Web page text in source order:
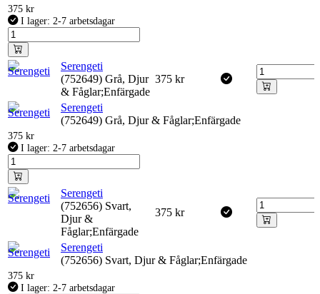
375 kr
I lager: 2-7 arbetsdagar
Serengeti
(752649) Grå, Djur
& Fåglar;Enfärgade
375 kr
Serengeti
(752649) Grå, Djur & Fåglar;Enfärgade
375 kr
I lager: 2-7 arbetsdagar
Serengeti
(752656) Svart,
Djur &
Fåglar;Enfärgade
375 kr
Serengeti
(752656) Svart, Djur & Fåglar;Enfärgade
375 kr
I lager: 2-7 arbetsdagar